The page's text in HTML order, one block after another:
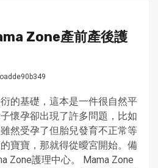
Zone產前產後護
的基礎，這本是一件很自然平
懷孕卻出現了許多問題，比如
然受孕了但胎兒發育不正常等
寶寶，那就得從曖宮開始。備
Zone護理中心。 Mama Zone